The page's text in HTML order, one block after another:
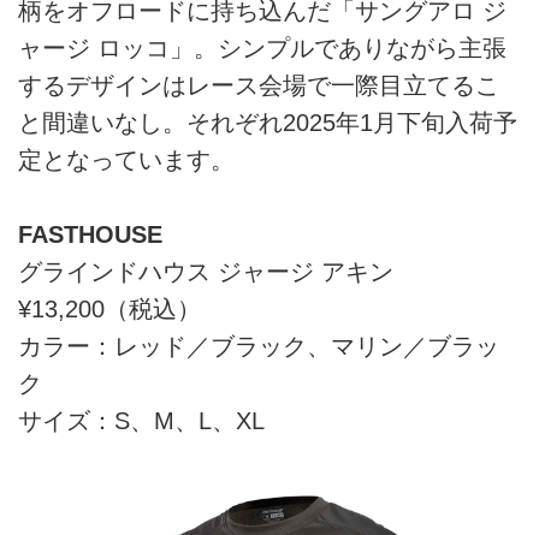
柄をオフロードに持ち込んだ「サングアロ ジ
ャージ ロッコ」。シンプルでありながら主張
するデザインはレース会場で一際目立てるこ
と間違いなし。それぞれ2025年1月下旬入荷予
定となっています。
FASTHOUSE
グラインドハウス ジャージ アキン
¥13,200（税込）
カラー：レッド／ブラック、マリン／ブラッ
ク
サイズ：S、M、L、XL